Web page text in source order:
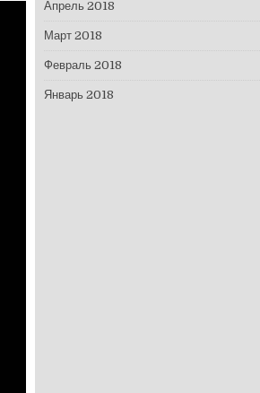
Апрель 2018
Март 2018
Февраль 2018
Январь 2018